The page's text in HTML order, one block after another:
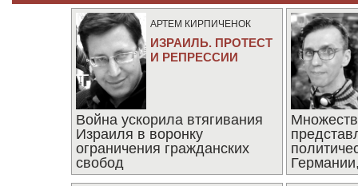
АРТЕМ КИРПИЧЕНОК
ИЗРАИЛЬ. ПРОТЕСТ
И РЕПРЕССИИ
Война ускорила втягивания
Израиля в воронку
ограничения гражданских
свобод